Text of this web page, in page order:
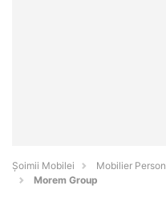
Șoimii Mobilei
Mobilier
Morem Group